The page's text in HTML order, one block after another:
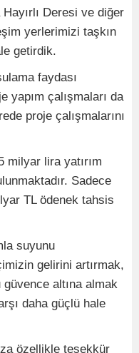
Deresi ve diğer
yerlerimizi taşkın
getirdik.
faydası
yapım çalışmaları da
proje çalışmalarını
milyar lira yatırım
Sadece
TL ödenek tahsis
suyunu
gelirini artırmak,
güvence altına almak
daha güçlü hale
özellikle teşekkür